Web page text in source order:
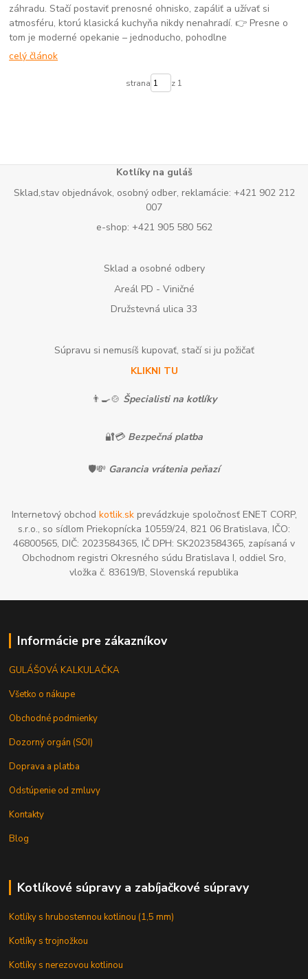
záhradu. Stačí postaviť prenosné ohnisko, zapáliť a užívať si
atmosféru, ktorú klasická kuchyňa nikdy nenahradí. 👉 Presne o
tom je moderné opekanie – jednoducho, pohodlne
celý článok
strana z 1
Kotlíky na guláš
Sklad,stav objednávok, osobný odber, reklamácie: +421 902 212
007
e-shop: +421 905 580 562
Sklad a osobné odbery
Areál PD - Viničné
Družstevná ulica 33
Súpravu si nemusíš kupovať, stačí si ju požičať
KLIKNI TU
👨‍🍳🍲 Špecialisti na kotlíky
🔐💳 Bezpečná platba
🛡️💸 Garancia vrátenia peňazí
Internetový obchod kotlik.skprevádzkuje spoločnosť ENET CORP,
s.r.o., so sídlom Priekopnícka 10559/24, 821 06 Bratislava, IČO:
46800565, DIČ: 2023584365, IČ DPH: SK2023584365, zapísaná v
Obchodnom registri Okresného súdu Bratislava I, oddiel Sro,
vložka č. 83619/B, Slovenská republika
Informácie pre zákazníkov
GULÁŠOVÁ KALKULAČKA
Všetko o nákupe
Obchodné podmienky
Dozorný orgán (SOI)
Doprava a platba
Odstúpenie od zmluvy
Kontakty
Blog
Kotlíkové súpravy a zabíjačkové súpravy
Kotlíky s hrubostennou kotlinou (1,5 mm)
Kotlíky s trojnožkou
Kotlíky s nerezovou kotlinou